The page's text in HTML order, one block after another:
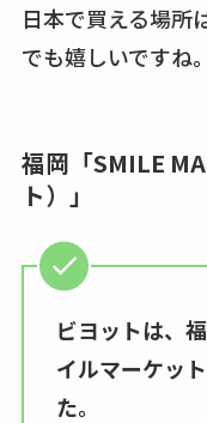
日本で買える場所
でも嬉しいですね。
福岡「SMILE
ト）」
ビヨットは、
イルマーケッ
た。